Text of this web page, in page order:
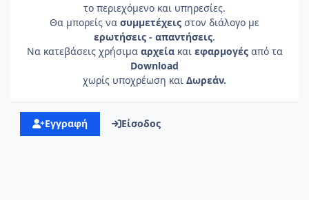
το περιεχόμενο και υπηρεσίες.
Θα μπορείς να συμμετέχεις στον διάλογο με
ερωτήσεις - απαντήσεις.
Να κατεβάσεις χρήσιμα αρχείακαι εφαρμογέςαπό τα
Download
χωρίς υποχρέωση και Δωρεάν.
Εγγραφή Είσοδος